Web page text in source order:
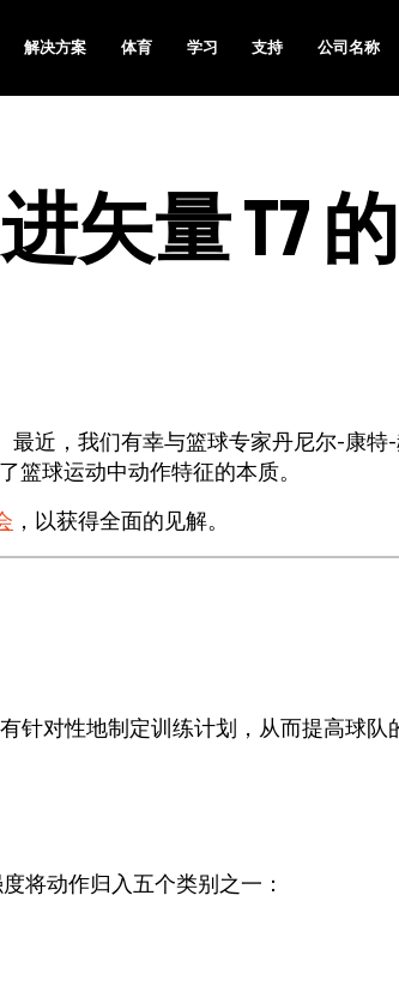
解决方案 体育 学习 支持 公司名称
矢量 T7 的
最近，我们有幸与篮球专家丹尼尔-康特
篮球运动中动作特征的本质。
，以获得全面的见解。
针对性地制定训练计划，从而提高球队
将动作归入五个类别之一：